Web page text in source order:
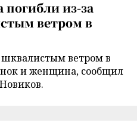
из-за
ветром в
шквалистым ветром в
и женщина, сообщил